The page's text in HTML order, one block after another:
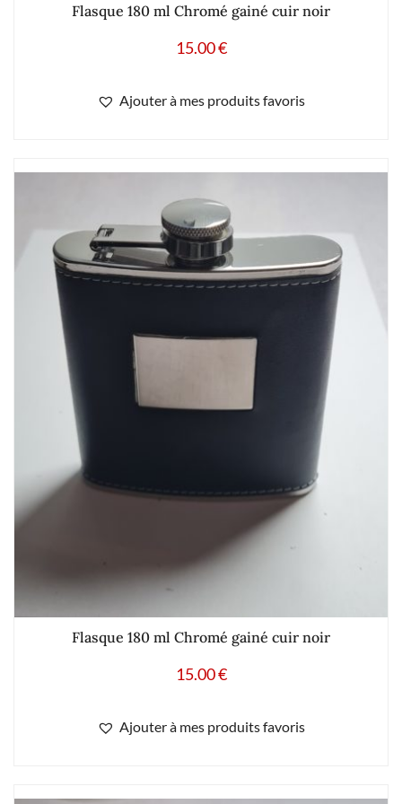
Flasque 180 ml Chromé gainé cuir noir
15.00€
Ajouter à mes produits favoris
Flasque 180 ml Chromé gainé cuir noir
15.00€
Ajouter à mes produits favoris